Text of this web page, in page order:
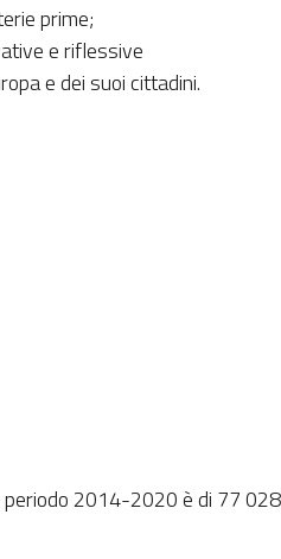
prime;
e riflessive
e dei suoi cittadini.
2014-2020 è di 77